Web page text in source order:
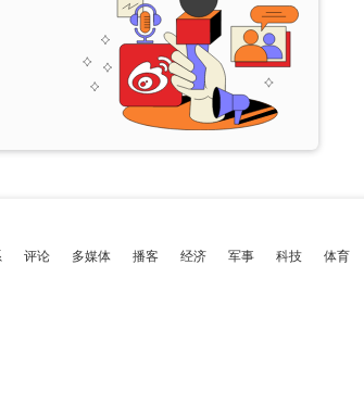
评论 多媒体 播客 经济 军事 科技 体育